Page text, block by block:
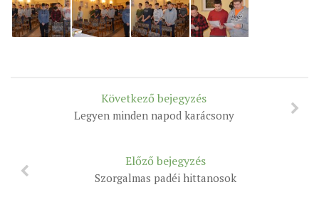
ZSINATI IMA
ZSINAT MOTTÓJA, LOGÓJA
ZSINATI TAGOK
PASZTORÁLSZOCIOLÓGIAI FELMÉRÉS
Következő bejegyzés
Legyen minden napod karácsony
Előző bejegyzés
Szorgalmas padéi hittanosok